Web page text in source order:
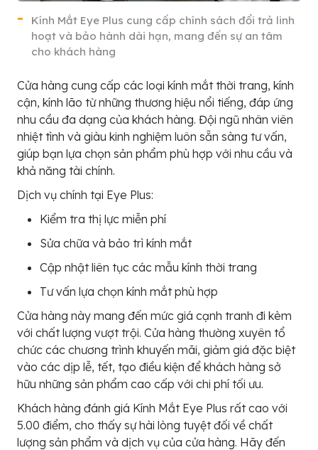
Kính Mắt Eye Plus cung cấp chính sách đổi trả linh
hoạt và bảo hành dài hạn, mang đến sự an tâm
cho khách hàng
Cửa hàng cung cấp các loại kính mắt thời trang, kính
cận, kính lão từ những thương hiệu nổi tiếng, đáp ứng
nhu cầu đa dạng của khách hàng. Đội ngũ nhân viên
nhiệt tình và giàu kinh nghiệm luôn sẵn sàng tư vấn,
giúp bạn lựa chọn sản phẩm phù hợp với nhu cầu và
khả năng tài chính.
Dịch vụ chính tại Eye Plus:
Kiểm tra thị lực miễn phí
Sửa chữa và bảo trì kính mắt
Cập nhật liên tục các mẫu kính thời trang
Tư vấn lựa chọn kính mắt phù hợp
Cửa hàng này mang đến mức giá cạnh tranh đi kèm
với chất lượng vượt trội. Cửa hàng thường xuyên tổ
chức các chương trình khuyến mãi, giảm giá đặc biệt
vào các dịp lễ, tết, tạo điều kiện để khách hàng sở
hữu những sản phẩm cao cấp với chi phí tối ưu.
Khách hàng đánh giá Kính Mắt Eye Plus rất cao với
5.00 điểm, cho thấy sự hài lòng tuyệt đối về chất
lượng sản phẩm và dịch vụ của cửa hàng. Hãy đến